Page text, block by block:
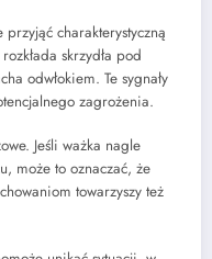
charakterystyczną
skrzydła pod
odwłokiem. Te sygnały
zagrożenia.
Jeśli ważka nagle
może to oznaczać, że
towarzyszy też